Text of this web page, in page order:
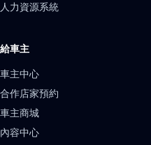
人力資源系統
給車主
車主中心
合作店家預約
車主商城
內容中心